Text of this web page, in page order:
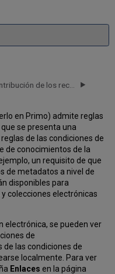
en Primo) admite reglas
se presenta una
de las condiciones de
de conocimientos de la
un requisito de que
de metadatos a nivel de
disponibles para
colecciones electrónicas
electrónica, se pueden ver
de
de las condiciones de
localmente. Para ver
Enlaces en la página